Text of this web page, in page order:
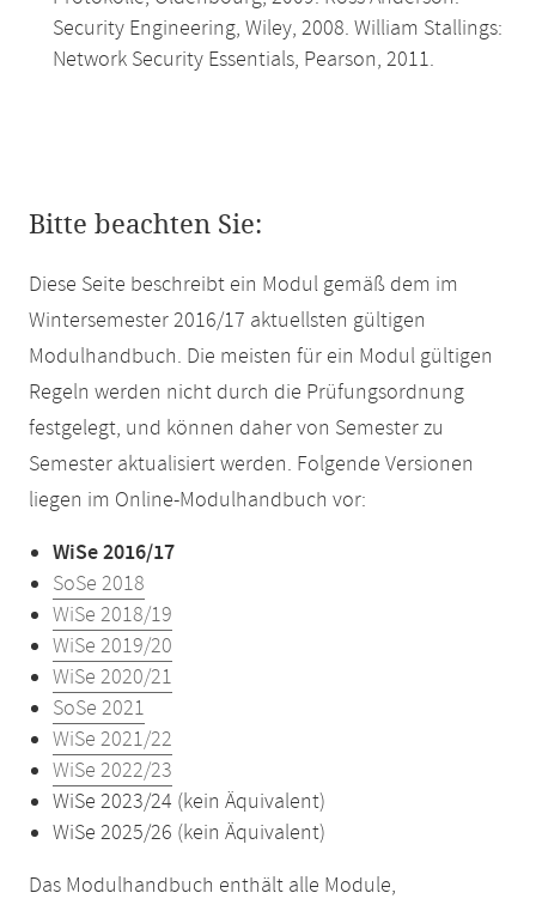
Security Engineering, Wiley, 2008. William Stallings:
Network Security Essentials, Pearson, 2011.
Bitte beachten Sie:
Diese Seite beschreibt ein Modul gemäß dem im
Wintersemester 2016/17 aktuellsten gültigen
Modulhandbuch. Die meisten für ein Modul gültigen
Regeln werden nicht durch die Prüfungsordnung
festgelegt, und können daher von Semester zu
Semester aktualisiert werden. Folgende Versionen
liegen im Online-Modulhandbuch vor:
WiSe 2016/17
SoSe 2018
WiSe 2018/19
WiSe 2019/20
WiSe 2020/21
SoSe 2021
WiSe 2021/22
WiSe 2022/23
WiSe 2023/24 (kein Äquivalent)
WiSe 2025/26 (kein Äquivalent)
Das Modulhandbuch enthält alle Module,